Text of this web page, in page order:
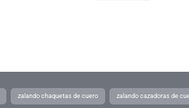
zalando chaquetas de cuero zalando cazadoras de